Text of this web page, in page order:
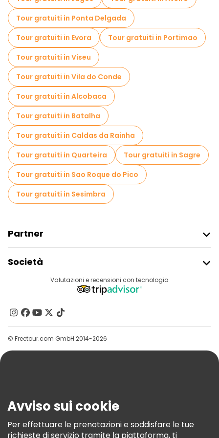
Tour gratuiti in Ponta Delgada
Tour gratuiti in Evora
Tour gratuiti in Portimao
Tour gratuiti in Viseu
Tour gratuiti in Vila do Conde
Tour gratuiti in Alcobaca
Tour gratuiti in Batalha
Tour gratuiti in Caldas da Rainha
Tour gratuiti in Quarteira
Tour gratuiti in Sagre
Tour gratuiti in Sao Roque do Pico
Tour gratuiti in Sesimbra
Partner
Accesso Del Fornitore
Programma Di Affiliazione
Società
Destinazioni
Contattaci
Gruppi
Aiuto
Termini E Condizioni
Informativa Sui Cookie
Valutazioni e recensioni con tecnologia
© Freetour.com GmbH 2014-2026
Avviso sui cookie
Per effettuare le prenotazioni e soddisfare le tue
richieste di servizio tramite la piattaforma, ti